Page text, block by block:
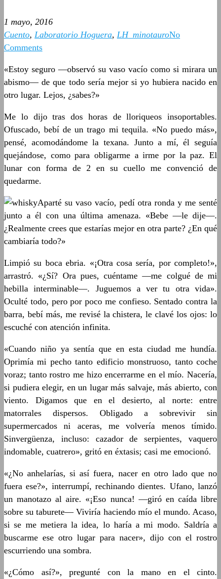
1 mayo, 2016
Cuento, Laboratorio Hoguera, LH_minotauroNo
Comments
«Estoy seguro —observó su vaso vacío como si mirara un
abismo— de que todo sería mejor si yo hubiera nacido en
otro lugar. Lejos, ¿sabes?»
Me lo dijo tras dos horas de lloriqueos insoportables.
Ofuscado, bebí de un trago mi tequila. «No puedo más»,
pensé, acomodándome la texana. Junto a mí, él seguía
quejándose, como para obligarme a irme por la paz. El
lunar con forma de 2 en su cuello me convenció de
quedarme.
Aparté su vaso vacío, pedí otra ronda y me senté
junto a él con una última amenaza. «Bebe —le dije—.
¿Realmente crees que estarías mejor en otra parte? ¿En qué
cambiaría todo?»
Limpió su boca ebria. «¡Otra cosa sería, por completo!»,
arrastró. «¿Sí? Ora pues, cuéntame —me colgué de mi
hebilla interminable—. Juguemos a ver tu otra vida».
Oculté todo, pero por poco me confieso. Sentado contra la
barra, bebí más, me revisé la chistera, le clavé los ojos: lo
escuché con atención infinita.
«Cuando niño ya sentía que en esta ciudad me hundía.
Oprimía mi pecho tanto edificio monstruoso, tanto coche
voraz; tanto rostro me hizo encerrarme en el mío. Nacería,
si pudiera elegir, en un lugar más salvaje, más abierto, con
viento. Digamos que en el desierto, al norte: entre
matorrales dispersos. Obligado a sobrevivir sin
supermercados ni aceras, me volvería menos tímido.
Sinvergüenza, incluso: cazador de serpientes, vaquero
indomable, cuatrero», gritó en éxtasis; casi me emocionó.
«¿No anhelarías, si así fuera, nacer en otro lado que no
fuera ese?», interrumpí, rechinando dientes. Ufano, lanzó
un manotazo al aire. «¡Eso nunca! —giró en caída libre
sobre su taburete— Viviría haciendo mío el mundo. Acaso,
si se me metiera la idea, lo haría a mi modo. Saldría a
buscarme ese otro lugar para nacer», dijo con el rostro
escurriendo una sombra.
«¿Cómo así?», pregunté con la mano en el cinto.